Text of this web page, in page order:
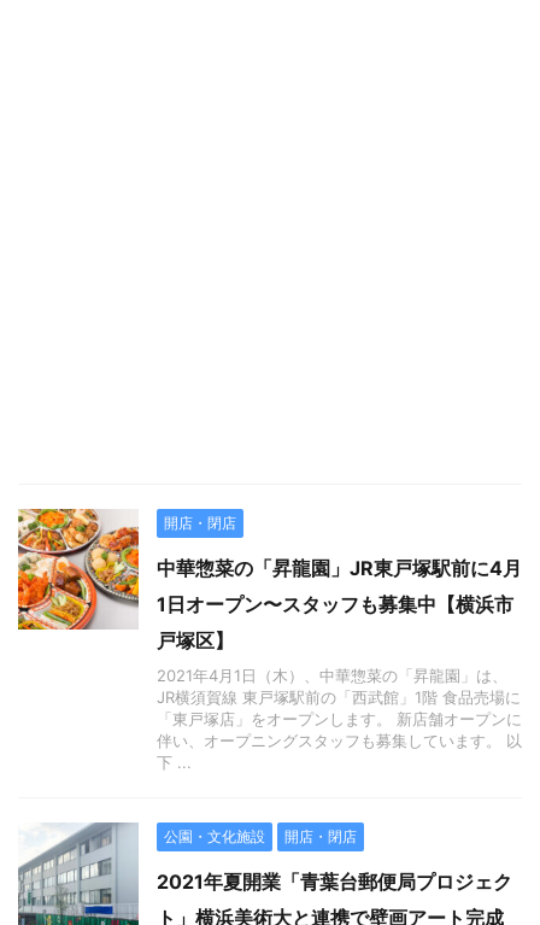
開店・閉店
中華惣菜の「昇龍園」JR東戸塚駅前に4月
1日オープン〜スタッフも募集中【横浜市
戸塚区】
2021年4月1日（木）、中華惣菜の「昇龍園」は、
JR横須賀線 東戸塚駅前の「西武館」1階 食品売場に
「東戸塚店」をオープンします。 新店舗オープンに
伴い、オープニングスタッフも募集しています。 以
下 ...
公園・文化施設 開店・閉店
2021年夏開業「青葉台郵便局プロジェク
ト」横浜美術大と連携で壁画アート完成